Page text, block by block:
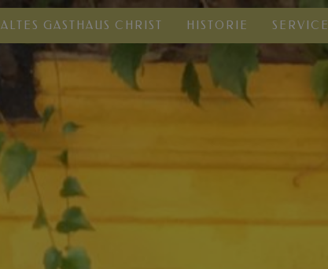
ALTES GASTHAUS CHRIST HISTORIE SERVICE
modal-check